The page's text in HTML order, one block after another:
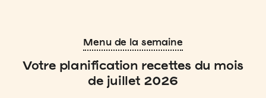
Menu de la semaine
Votre planification recettes du mois
de juillet 2026